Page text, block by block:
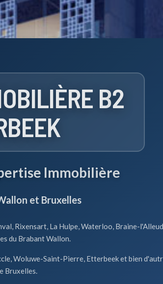
B2
Immobilière
et Bruxelles
Rixensart, La Hulpe, Waterloo, Braine-
du Brabant Wallon.
Woluwe-Saint-Pierre, Etterbeek et bien
Bruxelles.